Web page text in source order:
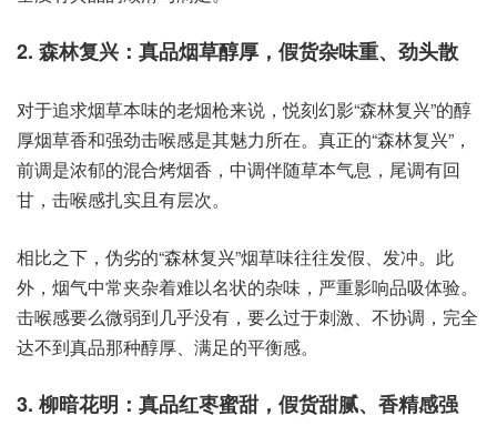
2. 森林复兴：真品烟草醇厚，假货杂味重、劲头散
对于追求烟草本味的老烟枪来说，悦刻幻影“森林复兴”的醇
厚烟草香和强劲击喉感是其魅力所在。真正的“森林复兴”，
前调是浓郁的混合烤烟香，中调伴随草本气息，尾调有回
甘，击喉感扎实且有层次。
相比之下，伪劣的“森林复兴”烟草味往往发假、发冲。此
外，烟气中常夹杂着难以名状的杂味，严重影响品吸体验。
击喉感要么微弱到几乎没有，要么过于刺激、不协调，完全
达不到真品那种醇厚、满足的平衡感。
3. 柳暗花明：真品红枣蜜甜，假货甜腻、香精感强